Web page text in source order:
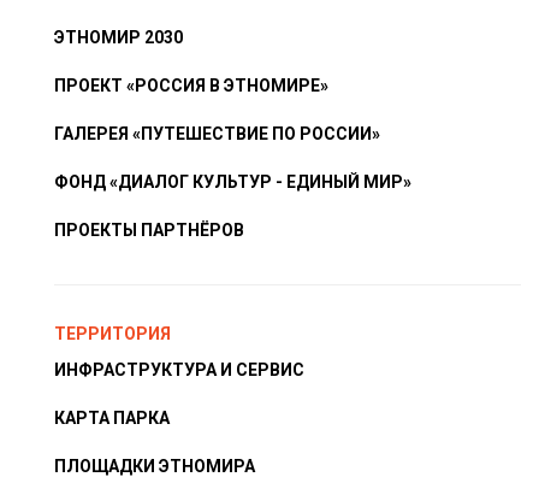
ЭТНОМИР 2030
ПРОЕКТ «РОССИЯ В ЭТНОМИРЕ»
ГАЛЕРЕЯ «ПУТЕШЕСТВИЕ ПО РОССИИ»
ФОНД «ДИАЛОГ КУЛЬТУР - ЕДИНЫЙ МИР»
ПРОЕКТЫ ПАРТНЁРОВ
ТЕРРИТОРИЯ
ИНФРАСТРУКТУРА И СЕРВИС
КАРТА ПАРКА
ПЛОЩАДКИ ЭТНОМИРА